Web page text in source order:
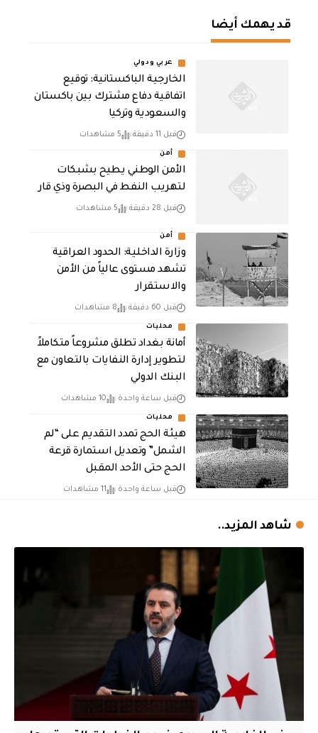
قد يهمك أيضا
عربي ودولي
الخارجية الباكستانية: توقيع
اتفاقية دفاع مشترك بين باكستان
والسعودية وتركيا
قبل 11 دقيقة 5 مشاهدات
أمن
الأمن الوطني يطيح بشبكات
لتهريب النفط في البصرة وذي قار
قبل 28 دقيقة 5 مشاهدات
أمن
وزارة الداخلية: الحدود العراقية
تشهد مستوى عالياً من الأمن
والاستقرار
قبل 60 دقيقة 8 مشاهدات
محليات
أمانة بغداد تطلق مشروعاً متكاملاً
لتطوير إدارة النفايات بالتعاون مع
البنك الدولي
قبل ساعة واحدة 10 مشاهدات
محليات
هيئة الحج تمدد التقديم على “لم
الشمل” وتعديل استمارة قرعة
الحج حتى الأحد المقبل
قبل ساعة واحدة 11 مشاهدات
شاهد المزيد..